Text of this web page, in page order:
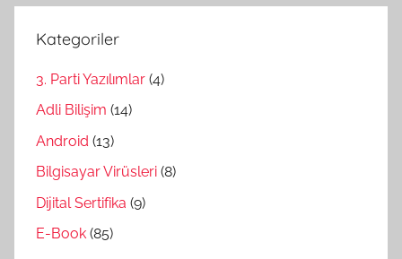
Kategoriler
3. Parti Yazılımlar (4)
Adli Bilişim (14)
Android (13)
Bilgisayar Virüsleri (8)
Dijital Sertifika (9)
E-Book (85)